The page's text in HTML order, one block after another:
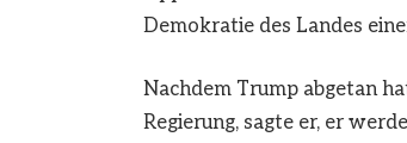
Demokratie des Landes
Nachdem Trump abgetan
Regierung, sagte er, er